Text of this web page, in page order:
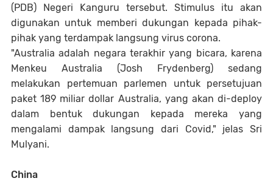
(PDB) Negeri Kanguru tersebut. Stimulus itu akan
digunakan untuk memberi dukungan kepada pihak-
pihak yang terdampak langsung virus corona.
"Australia adalah negara terakhir yang bicara, karena
Menkeu Australia (Josh Frydenberg) sedang
melakukan pertemuan parlemen untuk persetujuan
paket 189 miliar dollar Australia, yang akan di-deploy
dalam bentuk dukungan kepada mereka yang
mengalami dampak langsung dari Covid," jelas Sri
Mulyani.
China